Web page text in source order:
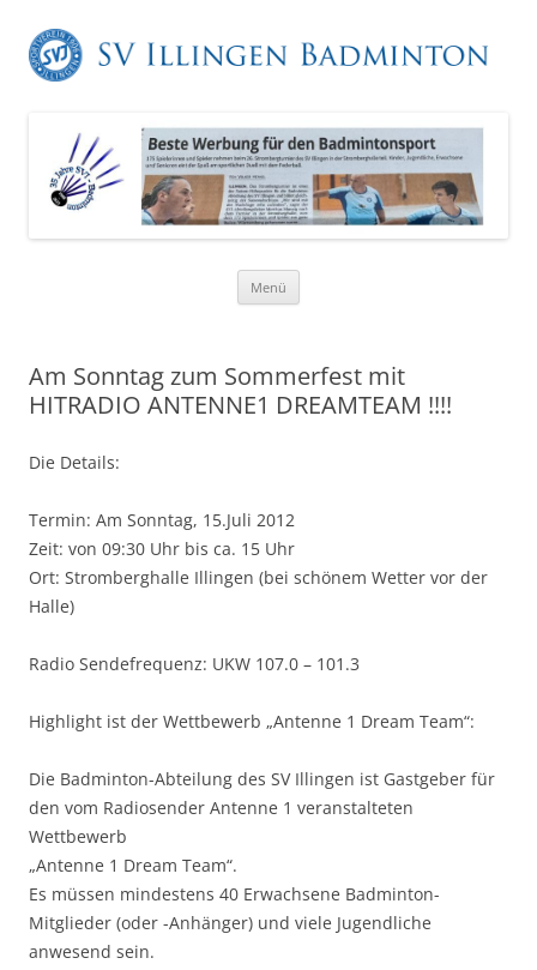
Menü
Am Sonntag zum Sommerfest mit
HITRADIO ANTENNE1 DREAMTEAM !!!!
Die Details:
Termin: Am Sonntag, 15.Juli 2012
Zeit: von 09:30 Uhr bis ca. 15 Uhr
Ort: Stromberghalle Illingen (bei schönem Wetter vor der
Halle)
Radio Sendefrequenz: UKW 107.0 – 101.3
Highlight ist der Wettbewerb „Antenne 1 Dream Team“:
Die Badminton-Abteilung des SV Illingen ist Gastgeber für
den vom Radiosender Antenne 1 veranstalteten
Wettbewerb
„Antenne 1 Dream Team“.
Es müssen mindestens 40 Erwachsene Badminton-
Mitglieder (oder -Anhänger) und viele Jugendliche
anwesend sein.